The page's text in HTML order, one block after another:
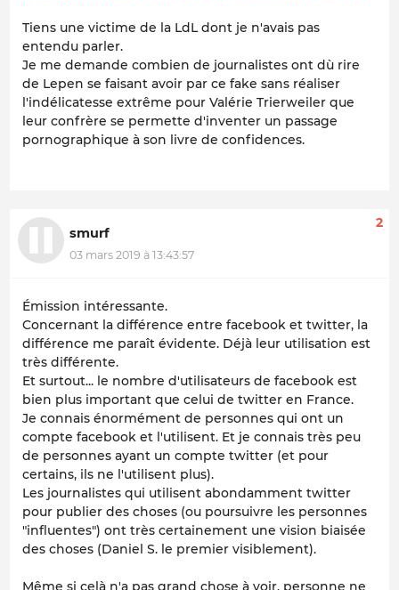
Tiens une victime de la LdL dont je n'avais pas
entendu parler.
Je me demande combien de journalistes ont dù rire
de Lepen se faisant avoir par ce fake sans réaliser
l'indélicatesse extrême pour Valérie Trierweiler que
leur confrère se permette d'inventer un passage
pornographique à son livre de confidences.
smurf
03 mars 2019 à 13:43:57
2
Émission intéressante.
Concernant la différence entre facebook et twitter, la
différence me paraît évidente. Déjà leur utilisation est
très différente.
Et surtout... le nombre d'utilisateurs de facebook est
bien plus important que celui de twitter en France.
Je connais énormément de personnes qui ont un
compte facebook et l'utilisent. Et je connais très peu
de personnes ayant un compte twitter (et pour
certains, ils ne l'utilisent plus).
Les journalistes qui utilisent abondamment twitter
pour publier des choses (ou poursuivre les personnes
"influentes") ont très certainement une vision biaisée
des choses (Daniel S. le premier visiblement).
Même si celà n'a pas grand chose à voir, personne ne